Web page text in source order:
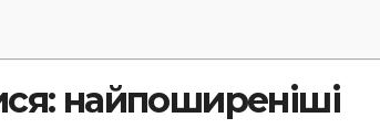
найпоширеніші